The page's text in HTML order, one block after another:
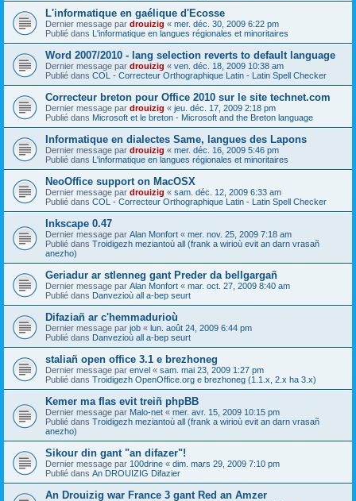
L'informatique en gaélique d'Ecosse
Dernier message par drouizig « mer. déc. 30, 2009 6:22 pm
Publié dans L'informatique en langues régionales et minoritaires
Word 2007/2010 - lang selection reverts to default language
Dernier message par drouizig « ven. déc. 18, 2009 10:38 am
Publié dans COL - Correcteur Orthographique Latin - Latin Spell Checker
Correcteur breton pour Office 2010 sur le site technet.com
Dernier message par drouizig « jeu. déc. 17, 2009 2:18 pm
Publié dans Microsoft et le breton - Microsoft and the Breton language
Informatique en dialectes Same, langues des Lapons
Dernier message par drouizig « mer. déc. 16, 2009 5:46 pm
Publié dans L'informatique en langues régionales et minoritaires
NeoOffice support on MacOSX
Dernier message par drouizig « sam. déc. 12, 2009 6:33 am
Publié dans COL - Correcteur Orthographique Latin - Latin Spell Checker
Inkscape 0.47
Dernier message par Alan Monfort « mer. nov. 25, 2009 7:18 am
Publié dans Troidigezh meziantoù all (frank a wirioù evit an darn vrasañ
anezho)
Geriadur ar stlenneg gant Preder da bellgargañ
Dernier message par Alan Monfort « mar. oct. 27, 2009 8:40 am
Publié dans Danvezioù all a-bep seurt
Difaziañ ar c'hemmadurioù
Dernier message par job « lun. août 24, 2009 6:44 pm
Publié dans Danvezioù all a-bep seurt
staliañ open office 3.1 e brezhoneg
Dernier message par envel « sam. mai 23, 2009 1:27 pm
Publié dans Troidigezh OpenOffice.org e brezhoneg (1.1.x, 2.x ha 3.x)
Kemer ma flas evit treiñ phpBB
Dernier message par Malo-net « mer. avr. 15, 2009 10:15 pm
Publié dans Troidigezh meziantoù all (frank a wirioù evit an darn vrasañ
anezho)
Sikour din gant "an difazer"!
Dernier message par 100drine « dim. mars 29, 2009 7:10 pm
Publié dans An DROUIZIG Difazier
An Drouizig war France 3 gant Red an Amzer